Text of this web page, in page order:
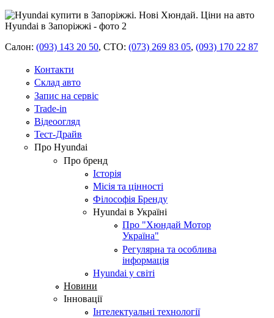
Салон: (093) 143 20 50, СТО: (073) 269 83 05, (093) 170 22 87
Контакти
Склад авто
Запис на сервіс
Trade-in
Відеоогляд
Тест-Драйв
Про Hyundai
Про бренд
Історія
Місія та цінності
Філософія Бренду
Hyundai в Україні
Про "Хюндай Мотор
Україна"
Регулярна та особлива
інформація
Hyundai у світі
Новини
Інновації
Інтелектуальні технології